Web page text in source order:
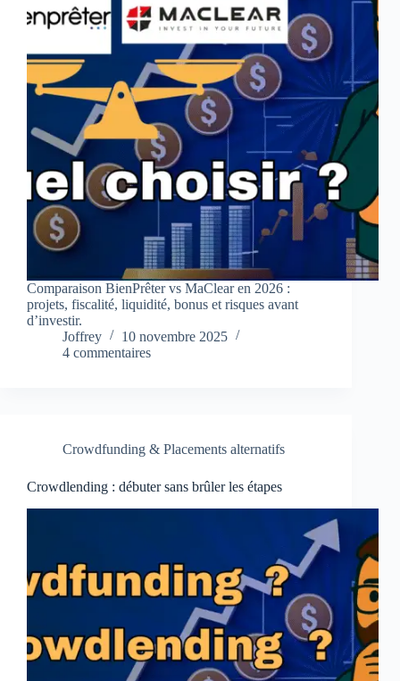
Comparaison BienPrêter vs MaClear en 2026 :
projets, fiscalité, liquidité, bonus et risques avant
d’investir.
Joffrey
10 novembre 2025
4 commentaires
Crowdfunding & Placements alternatifs
Crowdlending : débuter sans brûler les étapes